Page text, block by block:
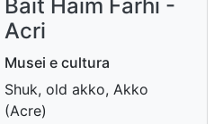
Bait Haim Farhi -
Acri
Musei e cultura
Shuk, old akko, Akko
(Acre)